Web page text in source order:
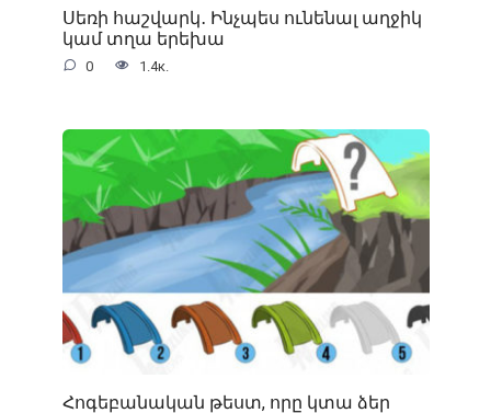
Սեռի հաշվարկ․ Ինչպես ունենալ աղջիկ
կամ տղա երեխա
0 1.4к.
Հոգեբանական թեստ, որը կտա ձեր